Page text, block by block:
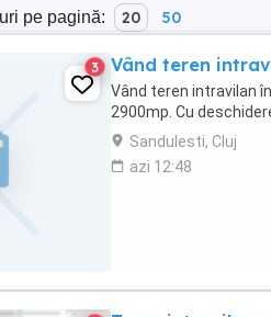
pe pagină: 20 50
3 Vând teren
Vând teren intravilan
2900mp. Cu
Sandulesti, Cluj
azi 12:48